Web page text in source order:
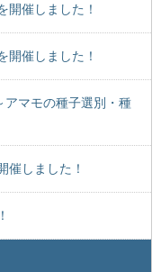
開催しました！
開催しました！
アマモの種子選別・種
催しました！